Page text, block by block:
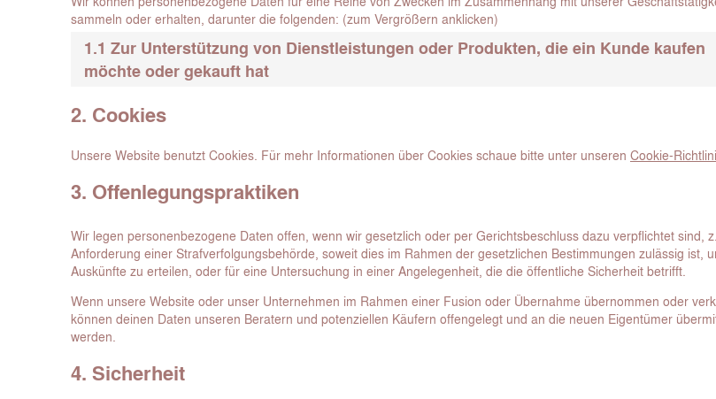
sammeln oder erhalten, darunter die folgenden: (zum Vergrößern anklicken)
1.1 Zur Unterstützung von Dienstleistungen oder Produkten, die ein Kunde kaufen
möchte oder gekauft hat
2. Cookies
Unsere Website benutzt Cookies. Für mehr Informationen über Cookies schaue bitte unter unseren Cookie-
3. Offenlegungspraktiken
Wir legen personenbezogene Daten offen, wenn wir gesetzlich oder per Gerichtsbeschluss dazu verpflichtet sind,
Anforderung einer Strafverfolgungsbehörde, soweit dies im Rahmen der gesetzlichen Bestimmungen zulässig ist,
Auskünfte zu erteilen, oder für eine Untersuchung in einer Angelegenheit, die die öffentliche Sicherheit betrifft.
Wenn unsere Website oder unser Unternehmen im Rahmen einer Fusion oder Übernahme übernommen oder
können deinen Daten unseren Beratern und potenziellen Käufern offengelegt und an die neuen Eigentümer
werden.
4. Sicherheit